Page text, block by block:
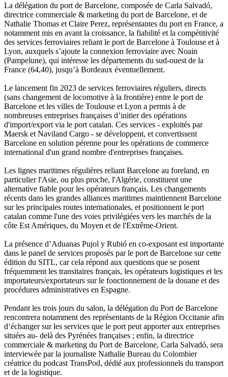
La délégation du port de Barcelone, composée de Carla Salvadó,
directrice commerciale & marketing du port de Barcelone, et de
Nathalie Thomas et Claire Perez, représentantes du port en France, a
notamment mis en avant la croissance, la fiabilité et la compétitivité
des services ferroviaires reliant le port de Barcelone à Toulouse et à
Lyon, auxquels s’ajoute la connexion ferroviaire avec Noain
(Pampelune), qui intéresse les départements du sud-ouest de la
France (64,40), jusqu’à Bordeaux éventuellement.
Le lancement fin 2023 de services ferroviaires réguliers, directs
(sans changement de locomotive à la frontière) entre le port de
Barcelone et les villes de Toulouse et Lyon a permis à de
nombreuses entreprises françaises d’initier des opérations
d'import/export via le port catalan. Ces services - exploités par
Maersk et Naviland Cargo - se développent, et convertissent
Barcelone en solution pérenne pour les opérations de commerce
international d'un grand nombre d'entreprises françaises.
Les lignes maritimes régulières reliant Barcelone au foreland, en
particulier l'Asie, ou plus proche, l'Algérie, constituent une
alternative fiable pour les opérateurs français. Les changements
récents dans les grandes alliances maritimes maintiennent Barcelone
sur les principales routes internationales, et positionnent le port
catalan comme l'une des voies privilégiées vers les marchés de la
côte Est Amériques, du Moyen et de l'Extrême-Orient.
La présence d’Aduanas Pujol y Rubió en co-exposant est importante
dans le panel de services proposés par le port de Barcelone sur cette
édition du SITL, car cela répond aux questions que se posent
fréquemment les transitaires français, les opérateurs logistiques et les
importateurs/exportateurs sur le fonctionnement de la douane et des
procédures administratives en Espagne.
Pendant les trois jours du salon, la délégation du Port de Barcelone
rencontrera notamment des représentants de la Région Occitanie afin
d’échanger sur les services que le port peut apporter aux entreprises
situées au- delà des Pyrénées françaises ; enfin, la directrice
commerciale & marketing du Port de Barcelone, Carla Salvadó, sera
interviewée par la journaliste Nathalie Bureau du Colombier
créatrice du podcast TransPod, dédié aux professionnels du transport
et de la logistique.